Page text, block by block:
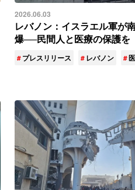
2026.06.03
レバノン：イスラエル軍が
爆──民間人と医療の保護を
プレスリリース レバノン